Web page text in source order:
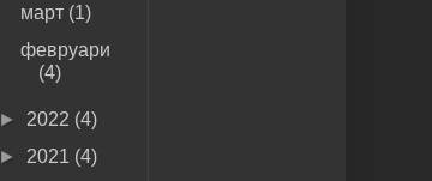
март (1)
февруари
(4)
► 2022 (4)
► 2021 (4)